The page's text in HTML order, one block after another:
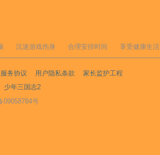
沉迷游戏伤身 合理安排时间 享受健康生活
务协议 用户隐私条款
家长监护工程
少年三国志2
09058784号